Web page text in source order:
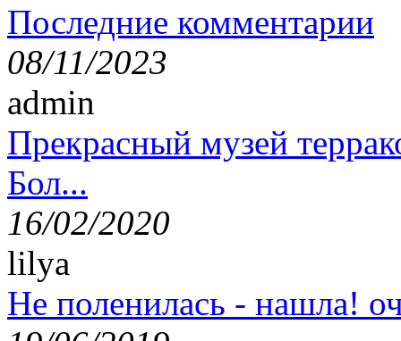
Последние комментарии
08/11/2023
admin
Прекрасный музей
Бол...
16/02/2020
lilya
Не поленилась - нашла!